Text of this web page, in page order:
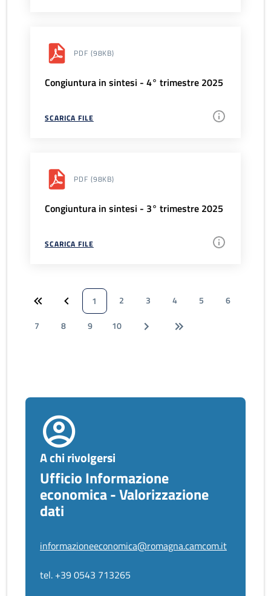
PDF (98KB)
Congiuntura in sintesi - 4° trimestre 2025
SCARICA FILE
PDF (98KB)
Congiuntura in sintesi - 3° trimestre 2025
SCARICA FILE
1 2 3 4 5
6
7
8 9 10
A chi rivolgersi
Ufficio Informazione
economica - Valorizzazione
dati
informazioneeconomica@romagna.camcom.it
tel. +39 0543 713265